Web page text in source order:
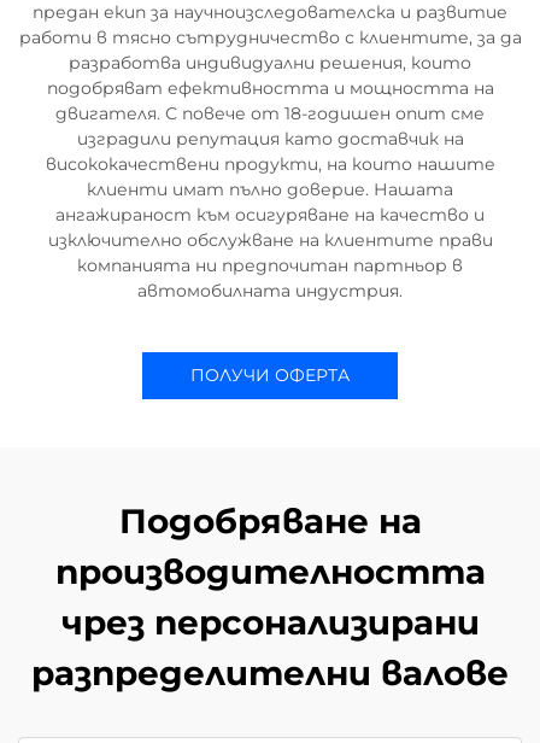
предан екип за научноизследователска и развитие
работи в тясно сътрудничество с клиентите, за да
разработва индивидуални решения, които
подобряват ефективността и мощността на
двигателя. С повече от 18-годишен опит сме
изградили репутация като доставчик на
висококачествени продукти, на които нашите
клиенти имат пълно доверие. Нашата
ангажираност към осигуряване на качество и
изключително обслужване на клиентите прави
компанията ни предпочитан партньор в
автомобилната индустрия.
ПОЛУЧИ ОФЕРТА
Подобряване на
производителността
чрез персонализирани
разпределителни валове